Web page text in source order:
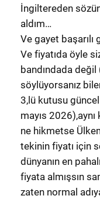
İngiltereden
aldım…
Ve gayet başarılı
Ve fiyatıda öyle
bandındada
söylüyorsanız
3,lü kutusu
mayıs
ne hikmetse
tekinin fiyatı için
dünyanın en
fiyata almışsın
zaten normal